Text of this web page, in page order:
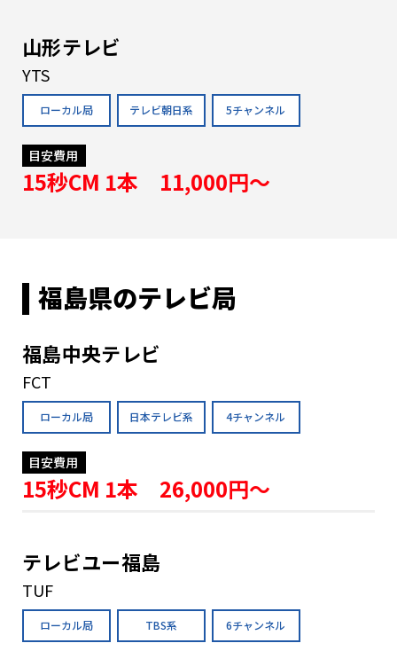
山形テレビ
YTS
ローカル局 テレビ朝日系 5チャンネル
目安費用
15秒CM 1本 11,000円〜
福島県のテレビ局
福島中央テレビ
FCT
ローカル局 日本テレビ系 4チャンネル
目安費用
15秒CM 1本 26,000円〜
テレビユー福島
TUF
ローカル局 TBS系 6チャンネル